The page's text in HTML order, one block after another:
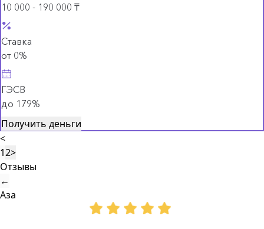
10 000 - 190 000 ₸
Ставка
от 0%
ГЭСВ
до 179%
Получить деньги
<
12>
Отзывы
←
Аза